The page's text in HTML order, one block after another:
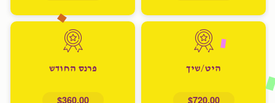
היט/שיך
$720.00
פרנס החודש
$360.00